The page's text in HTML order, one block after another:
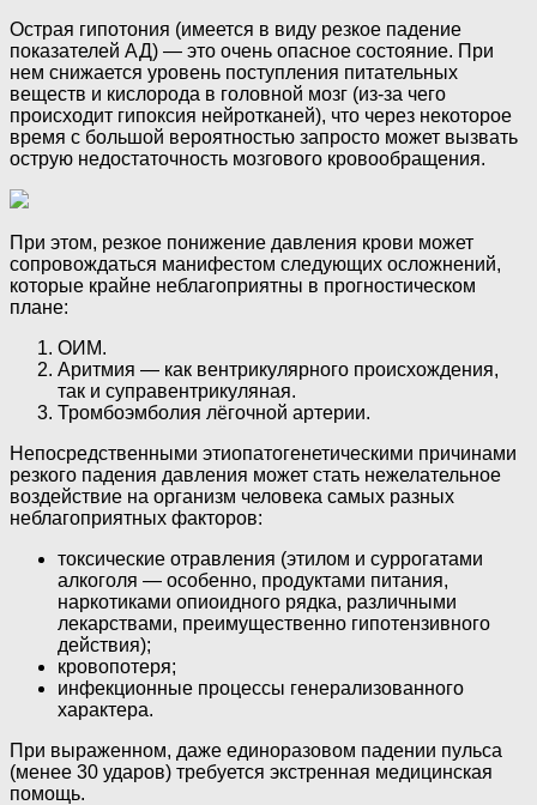
Острая гипотония (имеется в виду резкое падение
показателей АД) — это очень опасное состояние. При
нем снижается уровень поступления питательных
веществ и кислорода в головной мозг (из-за чего
происходит гипоксия нейротканей), что через некоторое
время с большой вероятностью запросто может вызвать
острую недостаточность мозгового кровообращения.
При этом, резкое понижение давления крови может
сопровождаться манифестом следующих осложнений,
которые крайне неблагоприятны в прогностическом
плане:
ОИМ.
Аритмия — как вентрикулярного происхождения,
так и суправентрикуляная.
Тромбоэмболия лёгочной артерии.
Непосредственными этиопатогенетическими причинами
резкого падения давления может стать нежелательное
воздействие на организм человека самых разных
неблагоприятных факторов:
токсические отравления (этилом и суррогатами
алкоголя — особенно, продуктами питания,
наркотиками опиоидного рядка, различными
лекарствами, преимущественно гипотензивного
действия);
кровопотеря;
инфекционные процессы генерализованного
характера.
При выраженном, даже единоразовом падении пульса
(менее 30 ударов) требуется экстренная медицинская
помощь.